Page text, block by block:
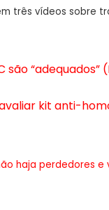
três vídeos sobre
“adequados”
kit anti-
haja perdedores e